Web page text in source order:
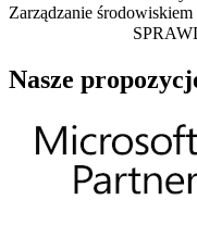
Zarządzanie
Nasze